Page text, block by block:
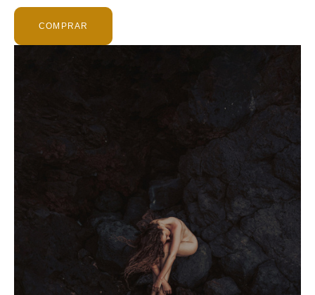
COMPRAR